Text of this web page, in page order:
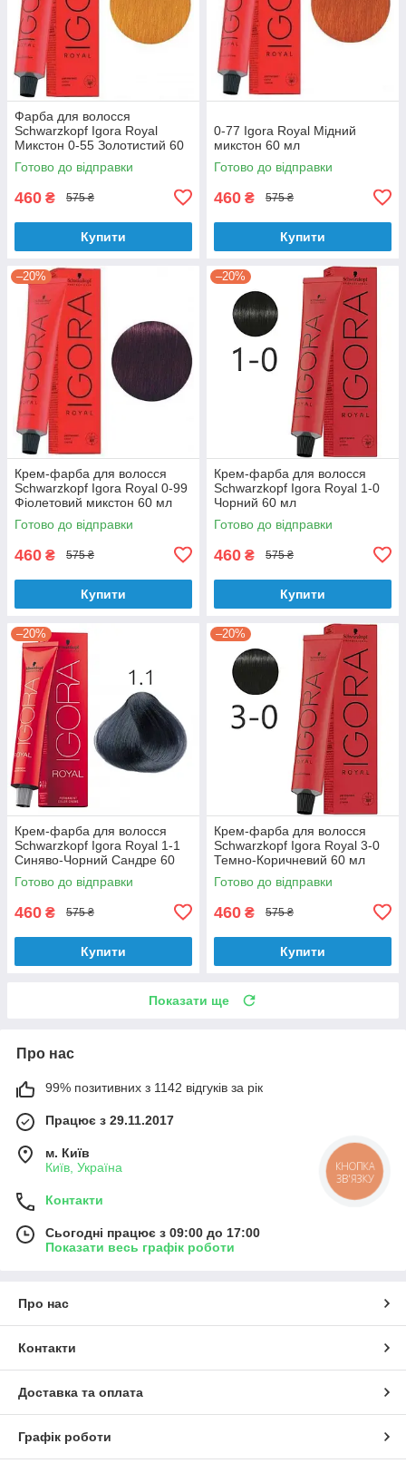
Фарба для волосся
Schwarzkopf Igora Royal
Микстон 0-55 Золотистий 60
мл
Готово до відправки
460 ₴ 575 ₴
Купити
0-77 Igora Royal Мідний
микстон 60 мл
Готово до відправки
460 ₴ 575 ₴
Купити
–20%
Крем-фарба для волосся
Schwarzkopf Igora Royal 0-99
Фіолетовий микстон 60 мл
Готово до відправки
460 ₴ 575 ₴
Купити
–20%
Крем-фарба для волосся
Schwarzkopf Igora Royal 1-0
Чорний 60 мл
Готово до відправки
460 ₴ 575 ₴
Купити
–20%
Крем-фарба для волосся
Schwarzkopf Igora Royal 1-1
Синяво-Чорний Сандре 60
мл
Готово до відправки
460 ₴ 575 ₴
Купити
–20%
Крем-фарба для волосся
Schwarzkopf Igora Royal 3-0
Темно-Коричневий 60 мл
Готово до відправки
460 ₴ 575 ₴
Купити
Показати ще
Про нас
99% позитивних з 1142 відгуків за рік
Працює з 29.11.2017
м. Київ
Київ, Україна
Контакти
Сьогодні працює з 09:00 до 17:00
Показати весь графік роботи
Про нас
Контакти
Доставка та оплата
Графік роботи
КНОПКА
ЗВ'ЯЗКУ